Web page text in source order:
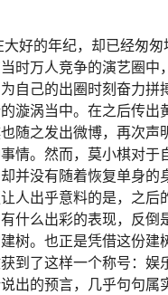
好的年纪，却已经匆匆
时万人竞争的演艺圈中
自己的出圈时刻奋力拼
漩涡当中。在之后传出
随之发出微博，再次声
情。然而，莫小棋对于
并没有随着恢复单身的
人出乎意料的是，之后
什么出彩的表现，反倒
树。也正是凭借这份建
到了这样一个称号：娱
出的预言，几乎句句属